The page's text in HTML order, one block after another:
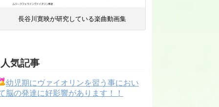
長谷川寛映が研究している楽曲動画集
人気記事
幼児期にヴァイオリンを習う事におい
脳の発達に好影響があります！！